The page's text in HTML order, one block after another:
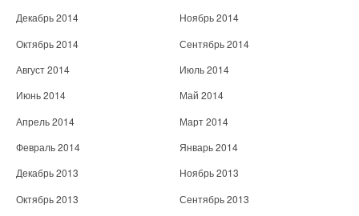
Декабрь 2014
Ноябрь 2014
Октябрь 2014
Сентябрь 2014
Август 2014
Июль 2014
Июнь 2014
Май 2014
Апрель 2014
Март 2014
Февраль 2014
Январь 2014
Декабрь 2013
Ноябрь 2013
Октябрь 2013
Сентябрь 2013